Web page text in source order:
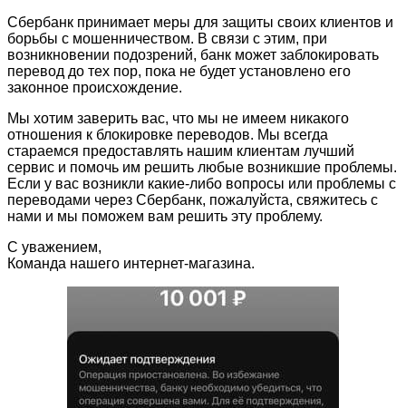
Сбербанк принимает меры для защиты своих клиентов и
борьбы с мошенничеством. В связи с этим, при
возникновении подозрений, банк может заблокировать
перевод до тех пор, пока не будет установлено его
законное происхождение.
Мы хотим заверить вас, что мы не имеем никакого
отношения к блокировке переводов. Мы всегда
стараемся предоставлять нашим клиентам лучший
сервис и помочь им решить любые возникшие проблемы.
Если у вас возникли какие-либо вопросы или проблемы с
переводами через Сбербанк, пожалуйста, свяжитесь с
нами и мы поможем вам решить эту проблему.
С уважением,
Команда нашего интернет-магазина.